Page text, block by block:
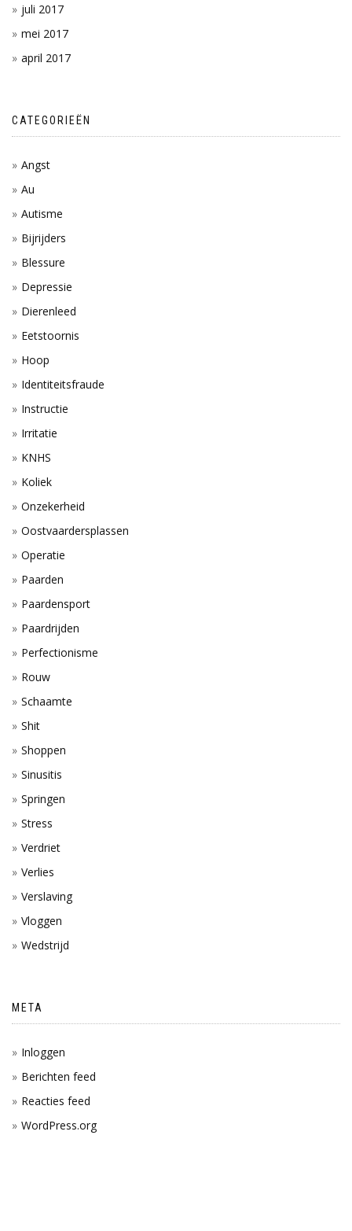
juli 2017
mei 2017
april 2017
CATEGORIEËN
Angst
Au
Autisme
Bijrijders
Blessure
Depressie
Dierenleed
Eetstoornis
Hoop
Identiteitsfraude
Instructie
Irritatie
KNHS
Koliek
Onzekerheid
Oostvaardersplassen
Operatie
Paarden
Paardensport
Paardrijden
Perfectionisme
Rouw
Schaamte
Shit
Shoppen
Sinusitis
Springen
Stress
Verdriet
Verlies
Verslaving
Vloggen
Wedstrijd
META
Inloggen
Berichten feed
Reacties feed
WordPress.org